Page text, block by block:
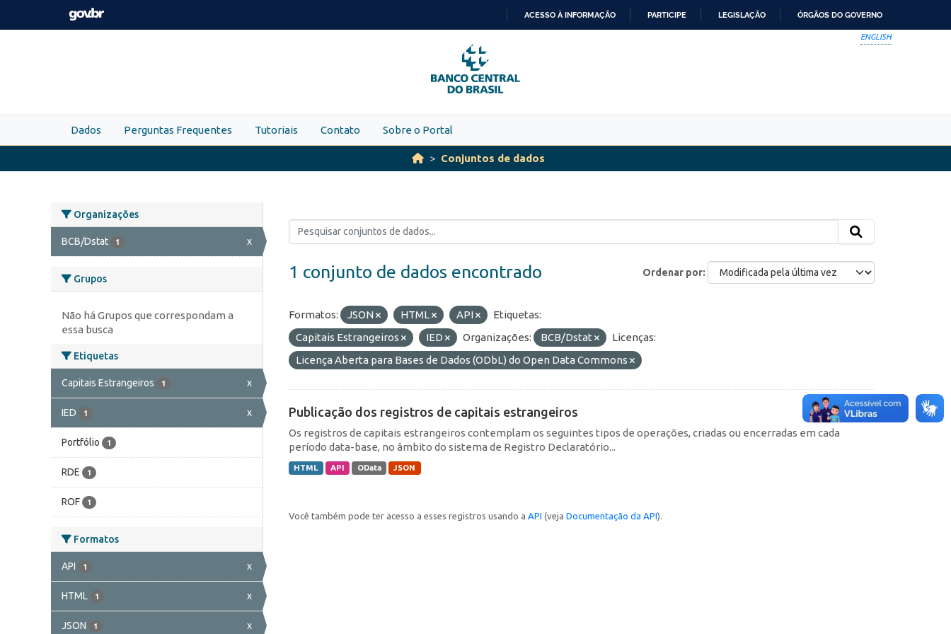
Skip to main content
PARA
O
CONTEÚDO
ACESSO À INFORMAÇÃO PARTICIPE LEGISLAÇÃO ÓRGÃOS DO GOVERNO
ENGLISH
Dados Perguntas Frequentes Tutoriais Contato Sobre o Portal
Conjuntos de dados
Organizações
BCB/Dstat 1 x
Grupos
Não há Grupos que correspondam a
essa busca
Etiquetas
Capitais Estrangeiros 1 x
IED 1 x
Portfólio 1
RDE 1
ROF 1
Formatos
API 1 x
HTML 1 x
JSON 1 x
Ordenar por
1 conjunto de dados encontrado
Formatos: JSON HTML API
Etiquetas:
Capitais Estrangeiros
IED Organizações: BCB/Dstat
Licenças:
Licença Aberta para Bases de Dados (ODbL) do Open Data Commons
Publicação dos registros de capitais estrangeiros
Os registros de capitais estrangeiros contemplam os seguintes tipos de operações, criadas ou encerradas em cada
período data-base, no âmbito do sistema de Registro Declaratório...
HTML API OData JSON
Você também pode ter acesso a esses registros usando a API (veja Documentação da API).